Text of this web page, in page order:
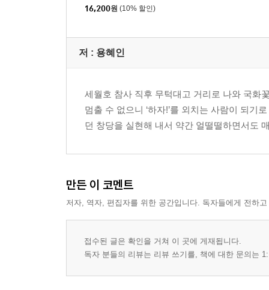
16,200원 (10% 할인)
저 : 용혜인
세월호 참사 직후 무턱대고 거리로 나와 국화
멈출 수 없으니 ‘하자!’를 외치는 사람이 되기
던 창당을 실현해 내서 약간 얼떨떨하면서도
만든 이 코멘트
저자, 역자, 편집자를 위한 공간입니다. 독자들에게 전하
접수된 글은 확인을 거쳐 이 곳에 게재됩니다.
독자 분들의 리뷰는 리뷰 쓰기를, 책에 대한 문의는